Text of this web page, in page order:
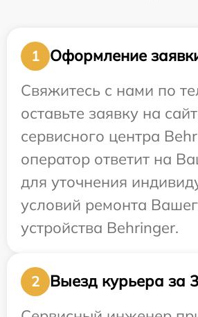
1
Оформление
Свяжитесь с нами по
оставьте заявку на
сервисного центра
оператор ответит на
для уточнения
условий ремонта
устройства Behringer.
2
Выезд курьера за